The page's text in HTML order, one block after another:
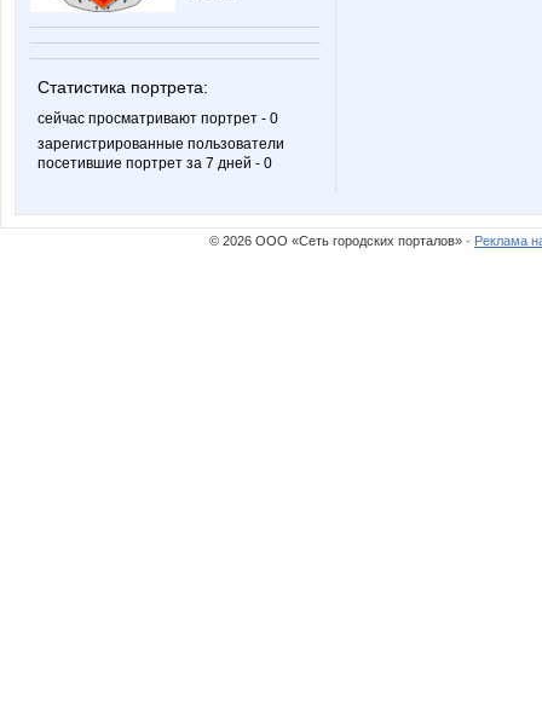
Статистика портрета:
сейчас просматривают портрет - 0
зарегистрированные пользователи
посетившие портрет за 7 дней - 0
© 2026 ООО «Сеть городских порталов» · Реклама